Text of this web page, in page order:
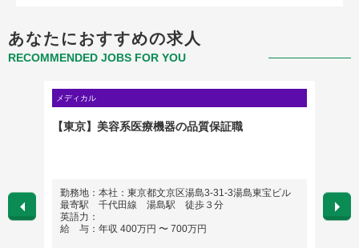
あなたにおすすめの求人
RECOMMENDED JOBS FOR YOU
メディカル
【東京】美容系医療機器の品質保証職
勤務地：本社：東京都文京区湯島3-31-3湯島東宝ビル
最寄駅 千代田線 湯島駅 徒歩３分
英語力：
給 与：年収 400万円 〜 700万円
勤務
直帰）
英語